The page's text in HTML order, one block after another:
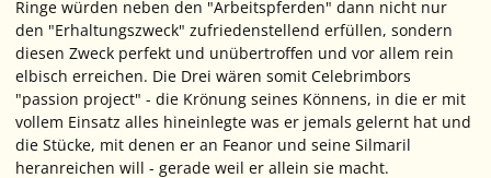
Ringe würden neben den "Arbeitspferden" dann nicht nur
den "Erhaltungszweck" zufriedenstellend erfüllen, sondern
diesen Zweck perfekt und unübertroffen und vor allem rein
elbisch erreichen. Die Drei wären somit Celebrimbors
"passion project" - die Krönung seines Könnens, in die er mit
vollem Einsatz alles hineinlegte was er jemals gelernt hat und
die Stücke, mit denen er an Feanor und seine Silmaril
heranreichen will - gerade weil er allein sie macht.